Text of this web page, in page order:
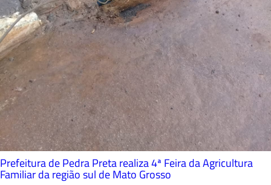
Prefeitura de Pedra Preta realiza 4ª Feira da Agricultura
Familiar da região sul de Mato Grosso